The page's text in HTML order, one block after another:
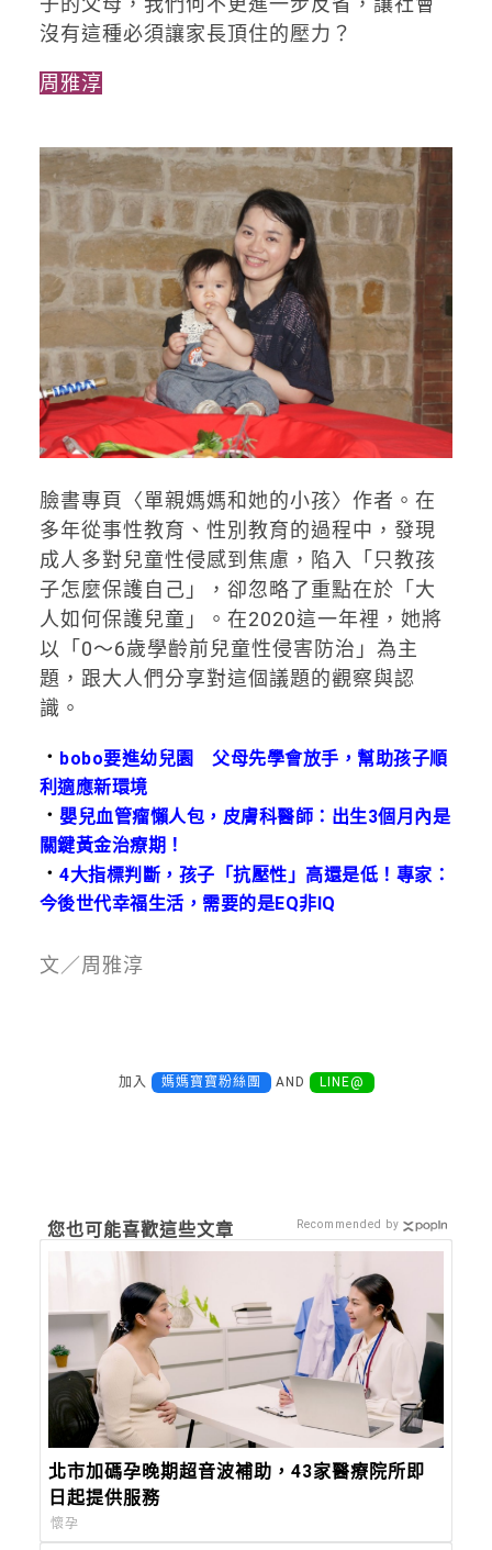
沒有這種必須讓家長頂住的壓力？
周雅淳
臉書專頁〈單親媽媽和她的小孩〉作者。在
多年從事性教育、性別教育的過程中，發現
成人多對兒童性侵感到焦慮，陷入「只教孩
子怎麼保護自己」，卻忽略了重點在於「大
人如何保護兒童」。在2020這一年裡，她將
以「0～6歲學齡前兒童性侵害防治」為主
題，跟大人們分享對這個議題的觀察與認
識。
． bobo要進幼兒園 父母先學會放手，幫助孩子順
利適應新環境
．嬰兒血管瘤懶人包，皮膚科醫師：出生3個月內是
關鍵黃金治療期！
．4大指標判斷，孩子「抗壓性」高還是低！專家：
今後世代幸福生活，需要的是EQ非IQ
文／周雅淳
加入 媽媽寶寶粉絲團 AND LINE@
您也可能喜歡這些文章
北市加碼孕晚期超音波補助，43家醫療院所即
日起提供服務
懷孕
Recommended by